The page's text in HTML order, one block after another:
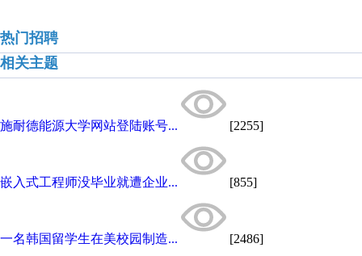
热门招聘
相关主题
施耐德能源大学网站登陆账号... [2255]
嵌入式工程师没毕业就遭企业... [855]
一名韩国留学生在美校园制造... [2486]